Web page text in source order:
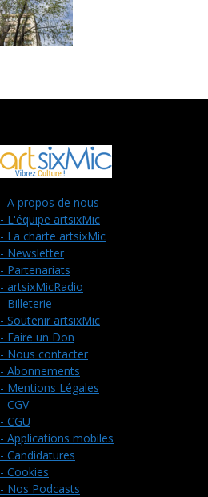
- A propos de nous
- L'équipe artsixMic
- La charte artsixMic
- Newsletter
- Partenariats
- artsixMicRadio
- Billeterie
- Soutenir artsixMic
- Faire un Don
- Nous contacter
- Abonnements
- Mentions Légales
- CGV
- CGU
- Applications mobiles
- Candidatures
- Cookies
- Nos Podcasts